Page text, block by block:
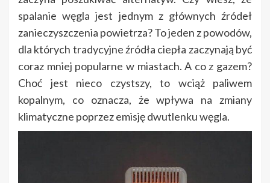
spalanie węgla jest jednym z głównych źródeł
zanieczyszczenia powietrza? To jeden z powodów,
dla których tradycyjne źródła ciepła zaczynają być
coraz mniej popularne w miastach. A co z gazem?
Choć jest nieco czystszy, to wciąż paliwem
kopalnym, co oznacza, że wpływa na zmiany
klimatyczne poprzez emisję dwutlenku węgla.